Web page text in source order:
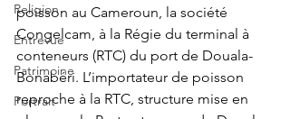
Religion
Entrevue
Patrimoine
Portrait
poisson au Cameroun, la société
Congelcam, à la Régie du terminal à
conteneurs (RTC) du port de Douala-
Bonabéri. L’importateur de poisson
reproche à la RTC, structure mise en